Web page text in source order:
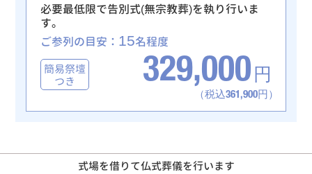
必要最低限で告別式(無宗教葬)を執り行いま
す。
ご参列の目安： 15名程度
簡易祭壇
つき
329,000 円
（税込361,900円）
式場を借りて仏式葬儀を行います